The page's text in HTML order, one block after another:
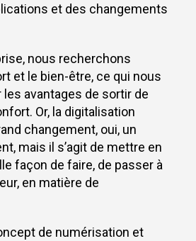
et des changements
nous recherchons
et le bien-être, ce qui nous
avantages de sortir de
Or, la digitalisation
changement, oui, un
mais il s’agit de mettre en
façon de faire, de passer à
en matière de
de numérisation et